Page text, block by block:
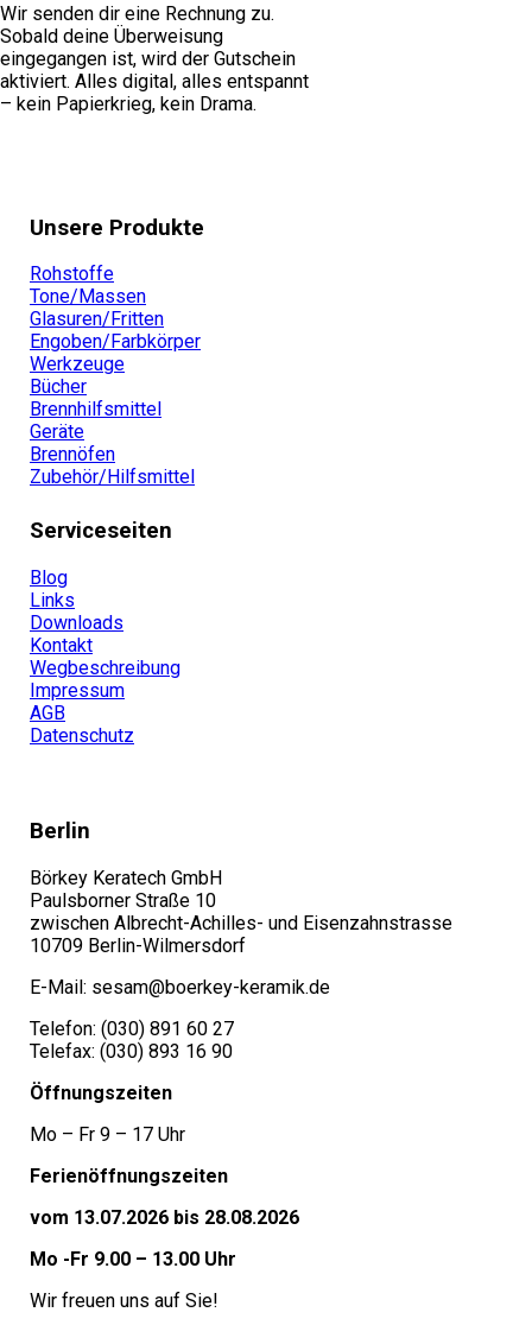
Wir senden dir eine Rechnung zu.
Sobald deine Überweisung
eingegangen ist, wird der Gutschein
aktiviert. Alles digital, alles entspannt
– kein Papierkrieg, kein Drama.
Unsere Produkte
Rohstoffe
Tone/Massen
Glasuren/Fritten
Engoben/Farbkörper
Werkzeuge
Bücher
Brennhilfsmittel
Geräte
Brennöfen
Zubehör/Hilfsmittel
Serviceseiten
Blog
Links
Downloads
Kontakt
Wegbeschreibung
Impressum
AGB
Datenschutz
Berlin
Börkey Keratech GmbH
Paulsborner Straße 10
zwischen Albrecht-Achilles- und Eisenzahnstrasse
10709 Berlin-Wilmersdorf
E-Mail: sesam@boerkey-keramik.de
Telefon: (030) 891 60 27
Telefax: (030) 893 16 90
Öffnungszeiten
Mo – Fr 9 – 17 Uhr
Ferienöffnungszeiten
vom 13.07.2026 bis 28.08.2026
Mo -Fr 9.00 – 13.00 Uhr
Wir freuen uns auf Sie!